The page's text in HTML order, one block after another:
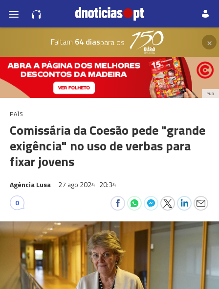
Faltam 64 diaspara os ×
PUB
PAÍS
Comissária da Coesão pede "grande
exigência" no uso de verbas para
fixar jovens
Agência Lusa 27 ago 2024 20:34
0